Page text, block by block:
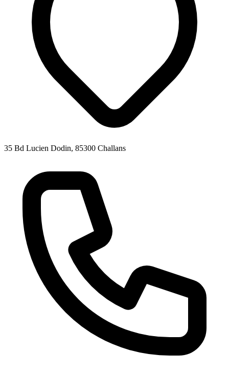
35 Bd Lucien Dodin, 85300 Challans